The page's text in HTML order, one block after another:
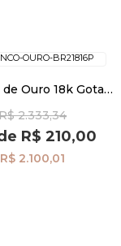
Ouro 18k Gota
2.333,34
R$ 210,00
R$ 2.100,01